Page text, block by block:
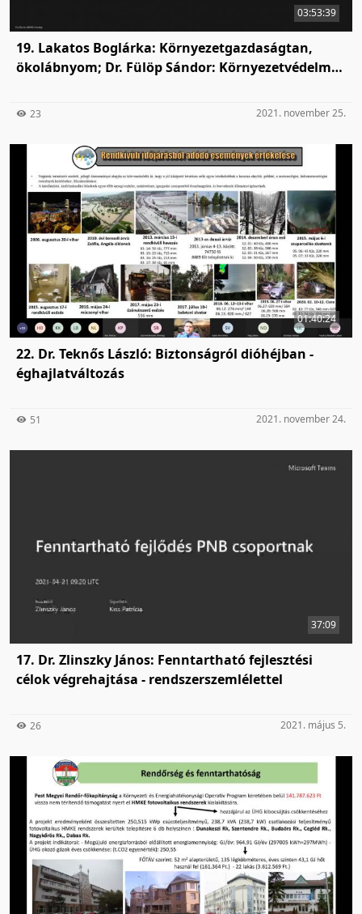
03:53:39
19. Lakatos Boglárka: Környezetgazdaságtan,
ökolábnyom; Dr. Fülöp Sándor: Környezetvédelmi
23 2021. november 25.
01:40:24
22. Dr. Teknős László: Biztonságról dióhéjban -
éghajlatváltozás
51 2021. november 24.
37:09
17. Dr. Zlinszky János: Fenntartható fejlesztési
célok végrehajtása - rendszerszemlélettel
26 2021. május 5.